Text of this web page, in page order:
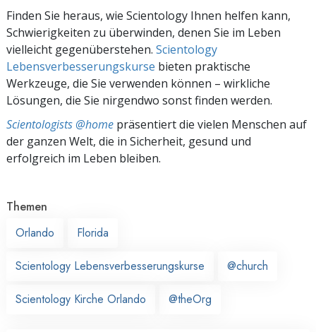
Finden Sie heraus, wie Scientology Ihnen helfen kann,
Schwierigkeiten zu überwinden, denen Sie im Leben
vielleicht gegenüberstehen. Scientology
Lebensverbesserungskurse bieten praktische
Werkzeuge, die Sie verwenden können – wirkliche
Lösungen, die Sie nirgendwo sonst finden werden.
Scientologists @home präsentiert die vielen Menschen auf
der ganzen Welt, die in Sicherheit, gesund und
erfolgreich im Leben bleiben.
Themen
Orlando
Florida
Scientology Lebensverbesserungskurse @church
Scientology Kirche Orlando @theOrg